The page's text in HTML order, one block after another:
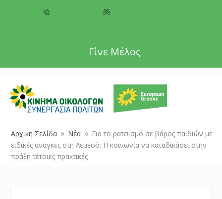
Γίνε Μέλος
Αρχική Σελίδα 9 Νέα 9
Για το ρατσισμό σε βάρος παιδιών με
ειδικές ανάγκες στη Λεμεσό: Η κοινωνία να καταδικάσει στην
πράξη τέτοιες πρακτικές